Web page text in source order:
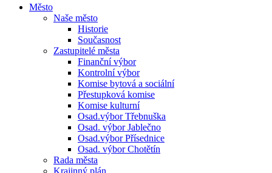
Město
Naše město
Historie
Současnost
Zastupitelé města
Finanční výbor
Kontrolní výbor
Komise bytová a sociální
Přestupková komise
Komise kulturní
Osad.výbor Třebnuška
Osad. výbor Jablečno
Osad.výbor Přísednice
Osad. výbor Chotětín
Rada města
Krajinný plán